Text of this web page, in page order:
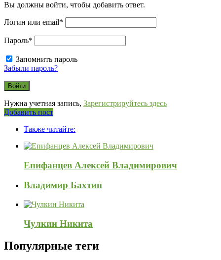
Вы должны войти, чтобы добавить ответ.
Логин или email*
Пароль*
Запомнить пароль
Забыли пароль?
Нужна учетная запись, Зарегистрируйтесь здесь
Боковая
Добавить пост
120x600Также читайте:
Епифанцев Алексей Владимирович
Владимир Бахтин
Чулкин Никита
Популярные теги